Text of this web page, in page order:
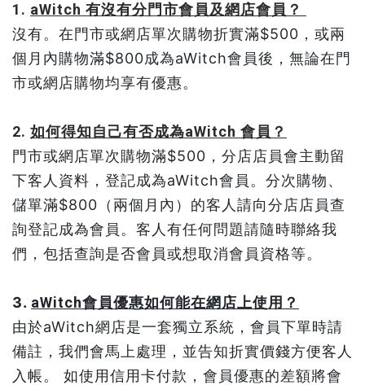
1. aWitch 有沒有分門市會員及網店會員？
沒有。在門市或網店單次購物折實滿$500，或兩
個月內購物滿$800成為aWitch會員後，無論在門
市或網店購物均享有優惠。
2. 如何得知自己有否成為aWitch 會員？
門市或網店單次購物滿$500，分店店員會主動留
下客人資料，登記成為aWitch會員。分次購物、
儲單滿$800（兩個月內）的客人請向分店店員查
詢登記成為會員。客人有任何問題請隨時聯絡我
們，包括查詢是否會員或想取消會員資格等。
3. aWitch會員優惠如何能在網店上使用？
由於aWitch網店是一套獨立系統，會員下單時請
備註，我們會馬上處理，並告知折實價錢方便客人
入帳。 如使用信用卡付款，會員優惠的差額將會